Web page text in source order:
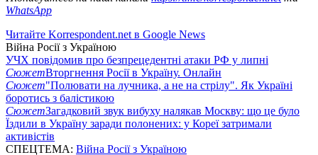
WhatsApp
Читайте Korrespondent.net в Google News
Війна Росії з Україною
УЧХ повідомив про безпрецедентні атаки РФ у липні
СюжетВторгнення Росії в Україну. Онлайн
Сюжет"Полювати на лучника, а не на стрілу". Як Україні
боротись з балістикою
СюжетЗагадковий звук вибуху налякав Москву: що це було
Їздили в Україну заради полонених: у Кореї затримали
активістів
СПЕЦТЕМА: Війна Росії з Україною